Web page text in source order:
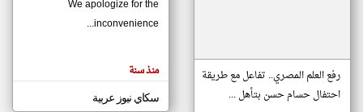
مصادر الأخبار من موريتانيا
اخبار موريتانيا على مدار الساعة
المقالات
الموجوده
هنا عن
رفع العلم المصري.. تفاعل مع طريقة
احتفال حسام حسن بتأهل ...
We apologize for the
inconvenience...
منذ سنة
سكاي نيوز عربية
klyoum.com